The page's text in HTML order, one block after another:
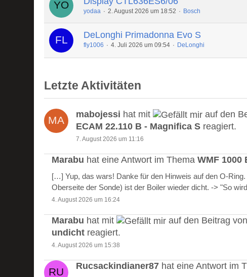
yodaa 2. August 2026 um 18:52 Bosch
DeLonghi Primadonna Evo S
fly1006 4. Juli 2026 um 09:54 DeLonghi
Letzte Aktivitäten
mabojessi hat mit auf den
ECAM 22.110 B - Magnifica S reagiert.
7. August 2026 um 11:16
Marabu hat eine Antwort im ThemaWMF
[…] Yup, das wars! Danke für den Hinweis auf den O-
Oberseite der Sonde) ist der Boiler wieder dicht. -> "So
4. August 2026 um 16:24
Marabu hat mit auf den Beitrag von
undicht reagiert.
4. August 2026 um 15:38
Rucsackindianer87 hat eine Antwort im